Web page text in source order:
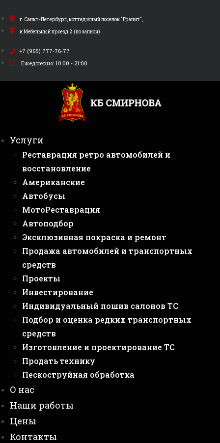
к
содержимому
г. Санкт-Петербург, коттеджный поселок "Гранит",
и Мебельный проезд 2 (по записи)
+7 (965) 777-76-77
Ежедневно: 10:00 - 21:00
Услуги
Реставрация ретро автомобилей и
восстановление
Американские
Автобусы
МотоРеставрация
Автоподбор
Эксклюзивная покраска и ремонт
Продажа автомобилей и транспортных
средств
Проекты
Инвестирование
Индивидуальный пошив салонов ТС
Подбор и оценка редких транспортных
средств
Изготовление и проектирование ТС
Продать технику
Пескоструйная обработка
О нас
Наши работы
Цены
Контакты